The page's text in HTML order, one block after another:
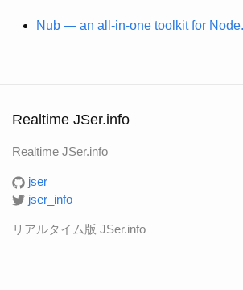
Nub — an all-in-one toolkit for
Realtime JSer.info
Realtime JSer.info
jser
jser_info
リアルタイム版 JSer.info